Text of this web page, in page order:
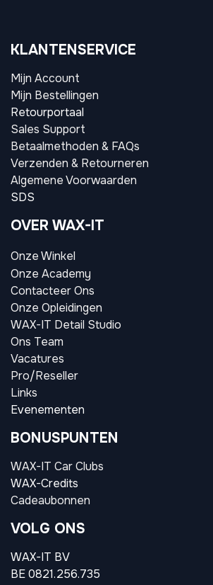
KLANTENSERVICE
Mijn Account
Mijn Bestellingen
Retourportaal
Sales Support
Betaalmethoden & FAQs
Verzenden & Retourneren
Algemene Voorwaarden
SDS
OVER WAX-IT
Onze Winkel
Onze Academy
Contacteer Ons
Onze Opleidingen
WAX-IT Detail Studio
Ons Team
Vacatures
Pro/Reseller
Links
Evenementen
BONUSPUNTEN
WAX-IT Car Clubs
WAX-Credits
Cadeaubonnen
VOLG ONS
WAX-IT BV
BE 0821.256.735